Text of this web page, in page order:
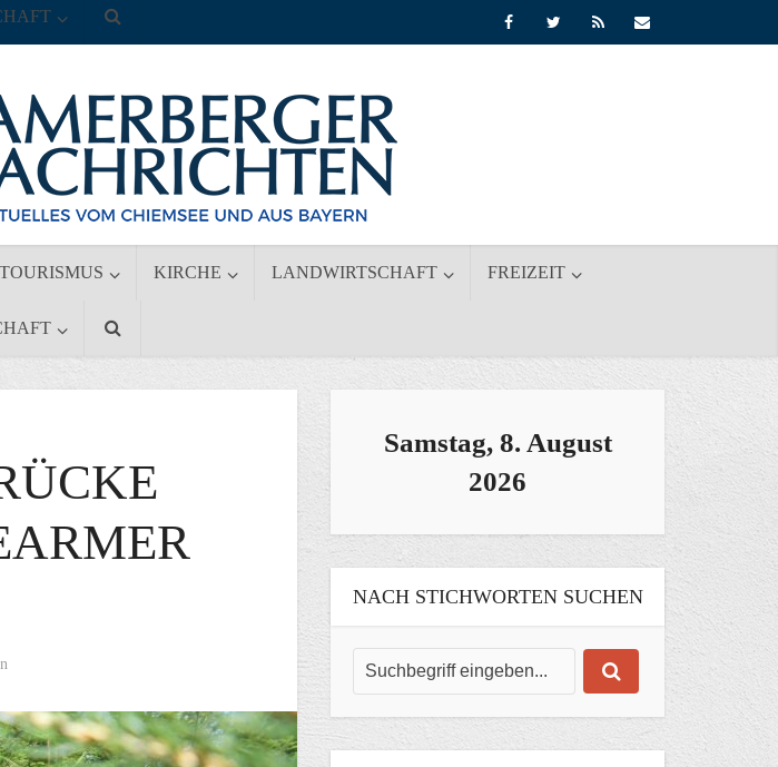
TOURISMUS KIRCHE LANDWIRTSCHAFT FREIZEIT
Samstag, 8. August
2026
NACH STICHWORTEN SUCHEN